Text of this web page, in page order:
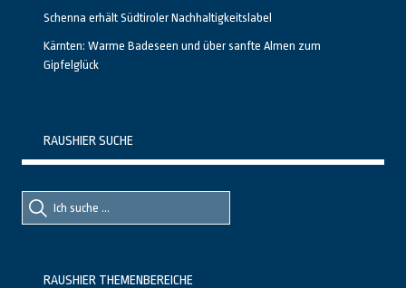
Schenna erhält Südtiroler Nachhaltigkeitslabel
Kärnten: Warme Badeseen und über sanfte Almen zum
Gipfelglück
RAUSHIER SUCHE
Suche
nach::
Suche
nach:
RAUSHIER THEMENBEREICHE